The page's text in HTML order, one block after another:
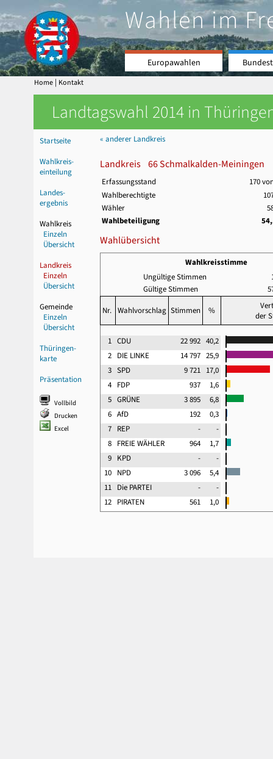
Wahlen im
Europawahlen
Home | Kontakt
Landtagswahl 2014 in
Startseite
Wahlkreis-
einteilung
Landes-
ergebnis
Wahlkreis
Einzeln
Übersicht
Landkreis
Einzeln
Übersicht
Gemeinde
Einzeln
Übersicht
Thüringen-
karte
Präsentation
Vollbild
Drucken
Excel
« anderer Landkreis
Landkreis 66 Schmalkalden-Meiningen
Erfassungsstand
170
Wahlberechtigte
Wähler
Wahlbeteiligung
Wahlübersicht
Wahlkreisstimme
Ungültige Stimmen
Gültige Stimmen
Nr. Wahlvorschlag Stimmen %
der
1 CDU 22 992 40,2
2 DIE LINKE 14 797 25,9
3 SPD 9 721 17,0
4 FDP 937
1,6
5 GRÜNE 3 895
6,8
6 AfD 192
0,3
7 REP -
-
8 FREIE WÄHLER 964
1,7
9 KPD -
-
10 NPD 3 096
5,4
11 Die PARTEI -
-
12 PIRATEN 561 1,0